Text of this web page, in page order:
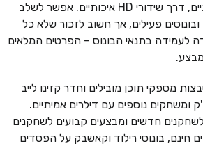
נוספים עם דילרים אמיתיים, דרך שידורי HD איכותיים. אפשר לשלב
ובונוסים פעילים, אך חשוב לזכור שלא כל
לעמידה בתנאי הבונוס – הפרטים המלאים
מספקי תוכן מובילים וחדר קזינו לייב
ומשחקים נוספים עם דילרים אמיתיים.
חדשים ומבצעים קבועים לשחקנים
חינם, בונוסי רילוד וקאשבק על הפסדים